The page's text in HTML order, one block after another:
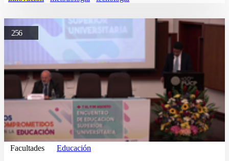
256
Facultades Educación